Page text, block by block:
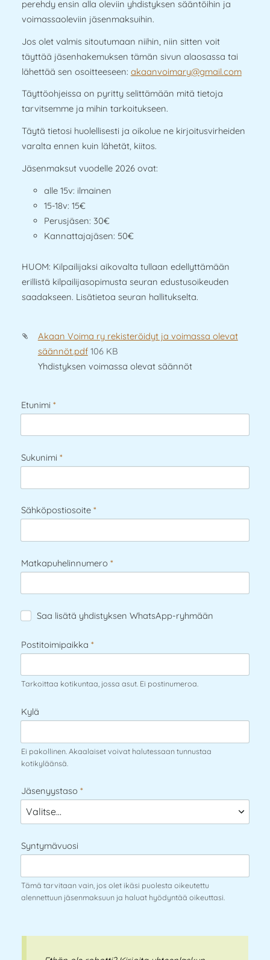
perehdy ensin alla oleviin yhdistyksen sääntöihin ja
voimassaoleviin jäsenmaksuihin.
Jos olet valmis sitoutumaan niihin, niin sitten voit
täyttää jäsenhakemuksen tämän sivun alaosassa tai
lähettää sen osoitteeseen: akaanvoimary@gmail.com
Täyttöohjeissa on pyritty selittämään mitä tietoja
tarvitsemme ja mihin tarkoitukseen.
Täytä tietosi huolellisesti ja oikolue ne kirjoitusvirheiden
varalta ennen kuin lähetät, kiitos.
Jäsenmaksut vuodelle 2026 ovat:
alle 15v: ilmainen
15-18v: 15€
Perusjäsen: 30€
Kannattajajäsen: 50€
HUOM: Kilpailijaksi aikovalta tullaan edellyttämään
erillistä kilpailijasopimusta seuran edustusoikeuden
saadakseen. Lisätietoa seuran hallitukselta.
Akaan Voima ry rekisteröidyt ja voimassa olevat
säännöt.pdf 106 KB
Yhdistyksen voimassa olevat säännöt
Etunimi *
Sukunimi *
Sähköpostiosoite *
Matkapuhelinnumero *
Saa lisätä yhdistyksen WhatsApp-ryhmään
Postitoimipaikka *
Tarkoittaa kotikuntaa, jossa asut. Ei postinumeroa.
Kylä
Ei pakollinen. Akaalaiset voivat halutessaan tunnustaa
kotikyläänsä.
Jäsenyystaso *
Syntymävuosi
Tämä tarvitaan vain, jos olet ikäsi puolesta oikeutettu
alennettuun jäsenmaksuun ja haluat hyödyntää oikeuttasi.